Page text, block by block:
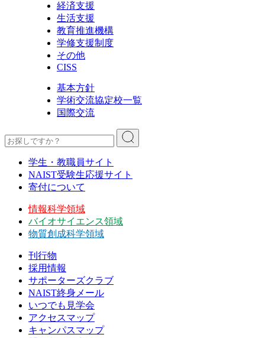
経済支援
生活支援
教育推進機構
学修支援制度
その他
CISS
基本方針
学術交流協定校一覧
国際交流
学生・教職員サイト
NAIST受験生応援サイト
寄付について
情報科学領域
バイオサイエンス領域
物質創成科学領域
刊行物
採用情報
サポーターズクラブ
NAIST終身メール
いつでも見学会
アクセスマップ
キャンパスマップ